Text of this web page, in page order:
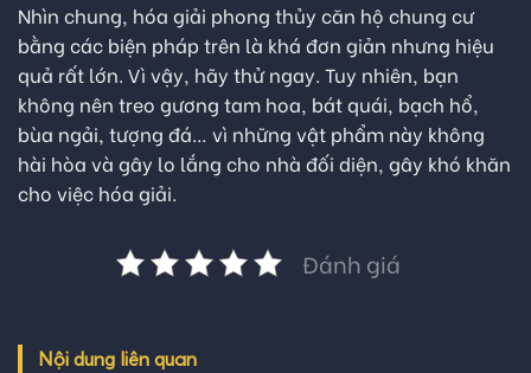
Nhìn chung, hóa giải phong thủy căn hộ chung cư
bằng các biện pháp trên là khá đơn giản nhưng hiệu
quả rất lớn. Vì vậy, hãy thử ngay. Tuy nhiên, bạn
không nên treo gương tam hoa, bát quái, bạch hổ,
bùa ngải, tượng đá… vì những vật phẩm này không
hài hòa và gây lo lắng cho nhà đối diện, gây khó khăn
cho việc hóa giải.
Đánh giá
Nội dung liên quan